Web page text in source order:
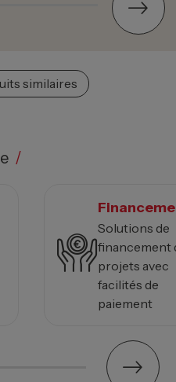
similaires
/
Solutions de
financement
projets avec
facilités de
paiement